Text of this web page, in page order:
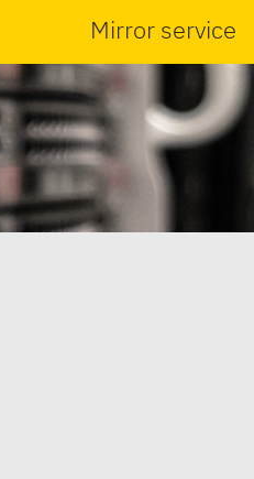
Mirror service